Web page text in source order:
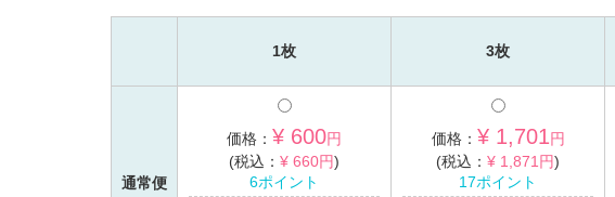
1枚 3枚
通常便
価格： ¥ 600円
(税込： ¥ 660円)
6ポイント
価格： ¥ 1,701円
(税込： ¥ 1,871円)
17ポイント